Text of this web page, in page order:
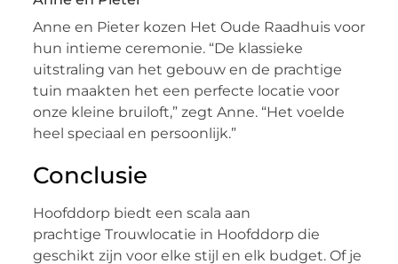
Anne en Pieter kozen Het Oude Raadhuis voor
hun intieme ceremonie. “De klassieke
uitstraling van het gebouw en de prachtige
tuin maakten het een perfecte locatie voor
onze kleine bruiloft,” zegt Anne. “Het voelde
heel speciaal en persoonlijk.”
Conclusie
Hoofddorp biedt een scala aan
prachtige Trouwlocatie in Hoofddorp die
geschikt zijn voor elke stijl en elk budget. Of je